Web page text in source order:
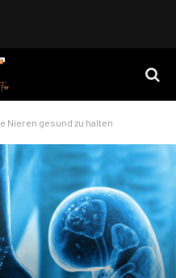
Nieren gesund zu halten